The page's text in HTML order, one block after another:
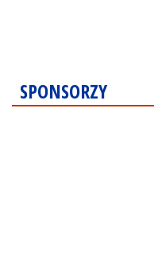
SPONSORZY